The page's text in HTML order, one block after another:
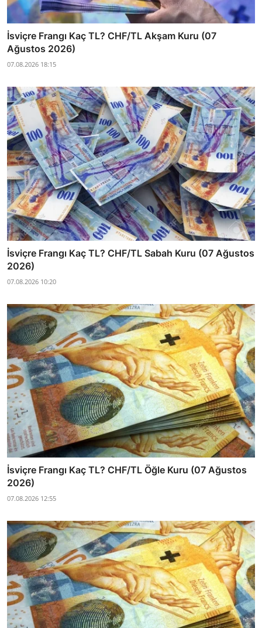
İsviçre Frangı Kaç TL? CHF/TL Akşam Kuru (07
Ağustos 2026)
07.08.2026 18:15
İsviçre Frangı Kaç TL? CHF/TL Sabah Kuru (07 Ağustos
2026)
07.08.2026 10:20
İsviçre Frangı Kaç TL? CHF/TL Öğle Kuru (07 Ağustos
2026)
07.08.2026 12:55